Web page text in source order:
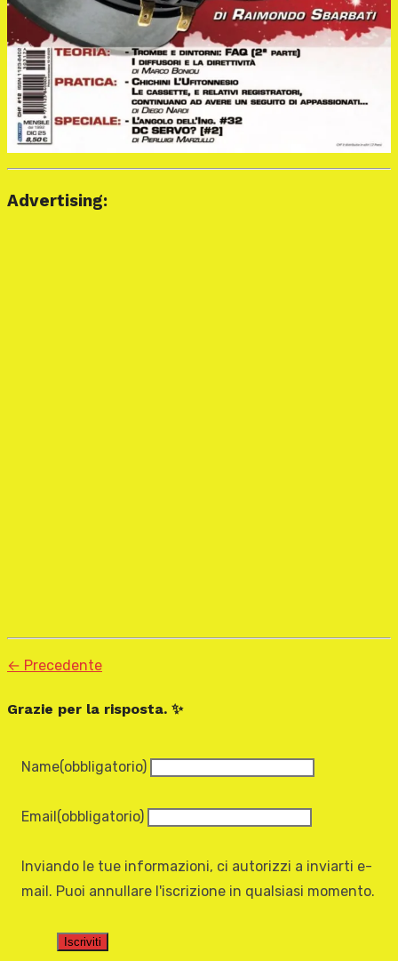
Advertising:
← Precedente
Grazie per la risposta. ✨
Name(obbligatorio)
Email (obbligatorio)
Inviando le tue informazioni, ci autorizzi a inviarti e-
mail. Puoi annullare l'iscrizione in qualsiasi momento.
Iscriviti